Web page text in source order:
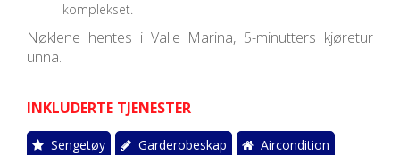
komplekset.
Nøklene hentes i Valle Marina, 5-minutters kjøretur
unna.
INKLUDERTE TJENESTER
Sengetøy Garderobeskap
Aircondition